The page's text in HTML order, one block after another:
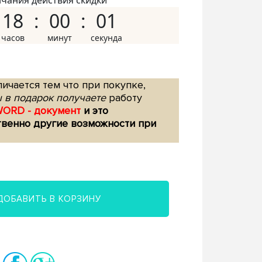
18 00 00
тем что при покупке,
подарок получаетеработу
- документ и это
другие возможности при
В КОРЗИНУ